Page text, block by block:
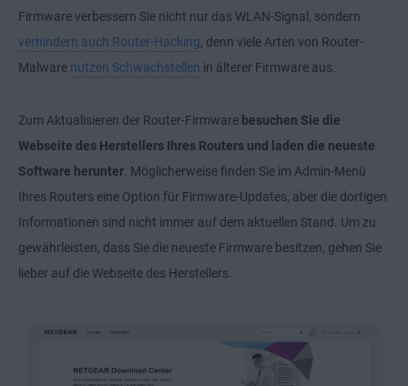
Firmware verbessern Sie nicht nur das WLAN-Signal, sondern
verhindern auch Router-Hacking , denn viele Arten von Router-
Malware nutzen Schwachstellen in älterer Firmware aus.
Zum Aktualisieren der Router-Firmware besuchen Sie die
Webseite des Herstellers Ihres Routers und laden die neueste
Software herunter . Möglicherweise finden Sie im Admin-Menü
Ihres Routers eine Option für Firmware-Updates, aber die dortigen
Informationen sind nicht immer auf dem aktuellen Stand. Um zu
gewährleisten, dass Sie die neueste Firmware besitzen, gehen Sie
lieber auf die Webseite des Herstellers.